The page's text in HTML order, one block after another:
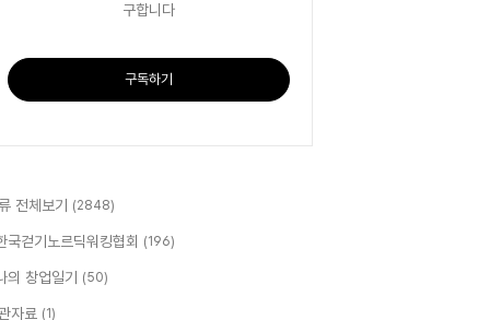
구합니다
구독하기
전체보기 (2848)
국걷기노르딕워킹협회 (196)
의 창업일기 (50)
자료 (1)